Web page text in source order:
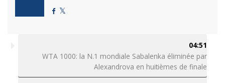
04:51
WTA 1000: la N.1 mondiale Sabalenka éliminée par
Alexandrova en huitièmes de finale